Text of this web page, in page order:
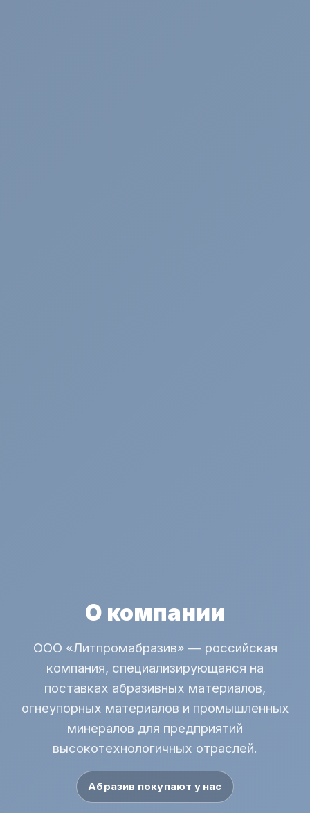
О компании
ООО «Литпромабразив» — российская
компания, специализирующаяся на
поставках абразивных материалов,
огнеупорных материалов и промышленных
минералов для предприятий
высокотехнологичных отраслей.
Абразив покупают у нас